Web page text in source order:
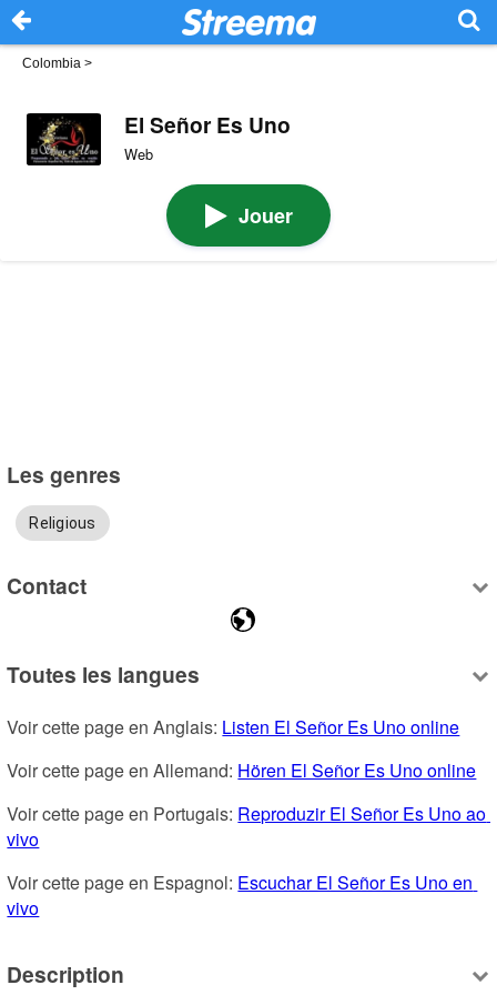
Colombia >
El Señor Es Uno
Web
Jouer
Les genres
Religious
Contact
Toutes les langues
Voir cette page en Anglais: Listen El Señor Es Uno online
Voir cette page en Allemand: Hören El Señor Es Uno online
Voir cette page en Portugais: Reproduzir El Señor Es Uno ao
vivo
Voir cette page en Espagnol: Escuchar El Señor Es Uno en
vivo
Description